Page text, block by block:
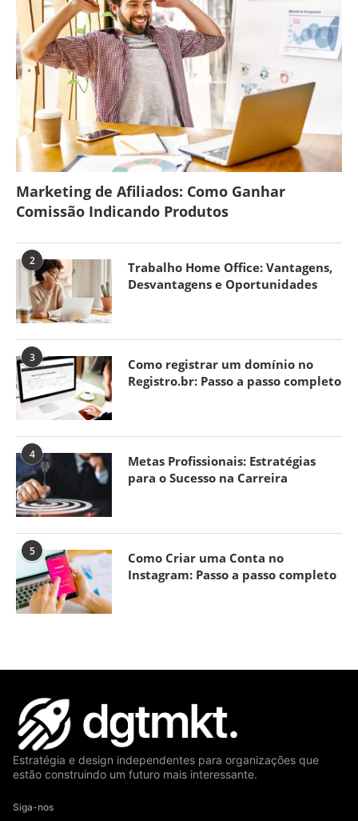
Marketing de Afiliados: Como Ganhar
Comissão Indicando Produtos
2
Trabalho Home Office: Vantagens,
Desvantagens e Oportunidades
3
Como registrar um domínio no
Registro.br: Passo a passo completo
4
Metas Profissionais: Estratégias
para o Sucesso na Carreira
5
Como Criar uma Conta no
Instagram: Passo a passo completo
Estratégia e design independentes para organizações que
estão construindo um futuro mais interessante.
Siga-nos